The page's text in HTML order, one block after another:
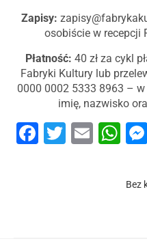
Zapisy:
osobiście w recepcji
Płatność: 40 zł za cykl
Fabryki Kultury lub
0000 0002 5333 8963 –
imię, nazwisko
Facebook
Twitter
Email
Bez